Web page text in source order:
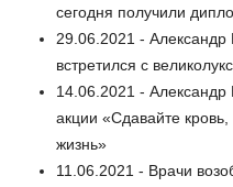
сегодня получили
29.06.2021 - Александр
встретился с
14.06.2021 - Александр
акции «Сдавайте
жизнь»
11.06.2021 - Врачи